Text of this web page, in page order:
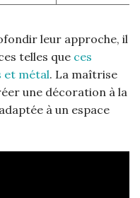
leur approche, il
telles que ces
et métal. La maîtrise
une décoration à la
à un espace